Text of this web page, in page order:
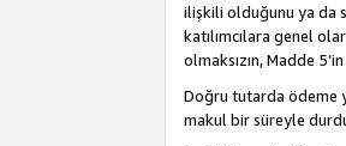
ilişkili olduğunu ya da
katılımcılara genel
olmaksızın, Madde
Doğru tutarda ödeme
makul bir süreyle